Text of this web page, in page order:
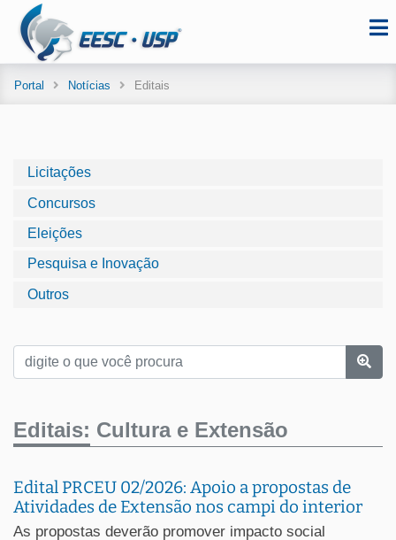
Portal Notícias Editais
Licitações
Concursos
Eleições
Pesquisa e Inovação
Outros
Editais: Cultura e Extensão
Edital PRCEU 02/2026: Apoio a propostas de
Atividades de Extensão nos campi do interior
As propostas deverão promover impacto social